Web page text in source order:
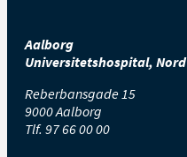
Aalborg
Universitetshospital, Nord
Reberbansgade 15
9000 Aalborg
Tlf. 97 66 00 00